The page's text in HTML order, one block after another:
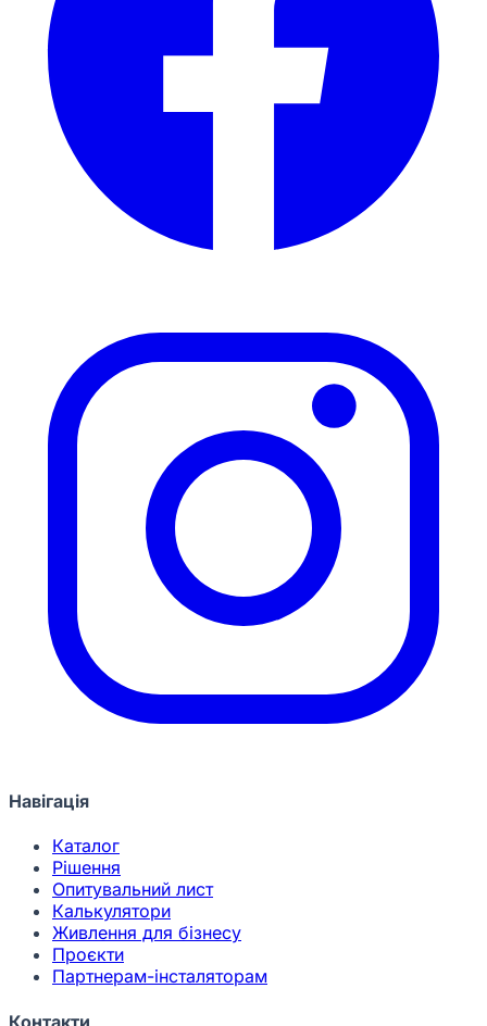
Навігація
Каталог
Рішення
Опитувальний лист
Калькулятори
Живлення для бізнесу
Проєкти
Партнерам-інсталяторам
Контакти